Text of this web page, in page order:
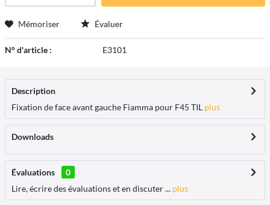
Mémoriser Évaluer
N° d'article : E3101
Description
Fixation de face avant gauche Fiamma pour F45 TIL plus
Downloads
Évaluations
0
Lire, écrire des évaluations et en discuter ... plus